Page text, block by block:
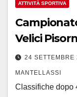
ATTIVITÀ SPORTIVA
Velici
24 SETTEMBRE
MANTELLASSI
Classifiche dopo